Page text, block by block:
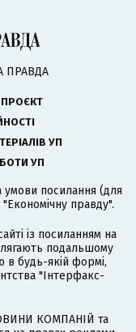
ПРАВДА
УП
УП
умови посилання (для
правду".
із посиланням на
подальшому
будь-якій формі,
"Інтерфакс-
КОМПАНІЙ та